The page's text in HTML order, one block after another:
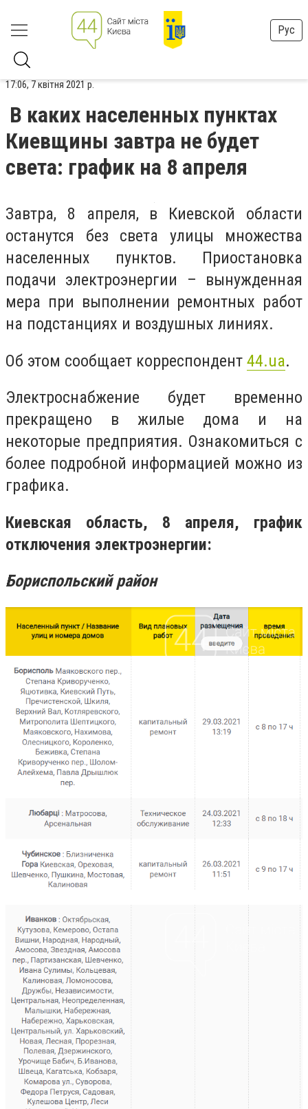
Рус
17:06, 7 квітня 2021 р.
В каких населенных пунктах
Киевщины завтра не будет
света: график на 8 апреля
Завтра, 8 апреля, в Киевской области
останутся без света улицы множества
населенных пунктов. Приостановка
подачи электроэнергии – вынужденная
мера при выполнении ремонтных работ
на подстанциях и воздушных линиях.
Об этом сообщает корреспондент 44.ua.
Электроснабжение будет временно
прекращено в жилые дома и на
некоторые предприятия. Ознакомиться с
более подробной информацией можно из
графика.
Киевская область, 8 апреля, график
отключения электроэнергии:
Бориспольский район